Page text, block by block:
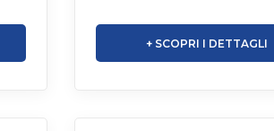
+ SCOPRI I DETTAGLI